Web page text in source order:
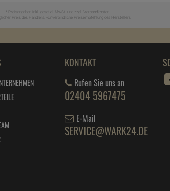
* Preisangaben inkl. gesetzl. MwSt. und zzgl. Versandkosten
Preis des Händlers, Unverbindliche Preisempfehlung des Herstellers
KONTAKT
Rufen Sie uns an
02404 5967475
E-Mail
SERVICE@WARK24.DE